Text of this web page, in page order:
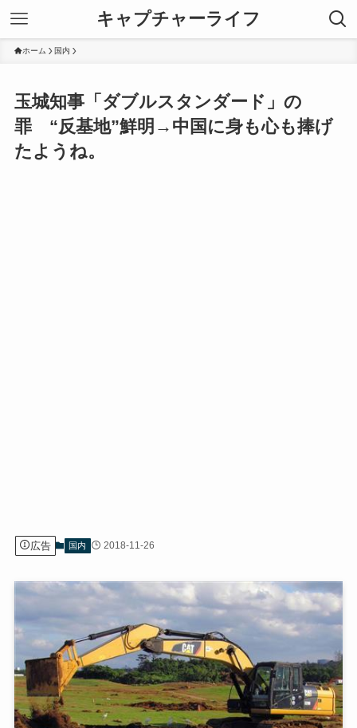
キャプチャーライフ
ホーム 国内
玉城知事「ダブルスタンダード」の
罪 “反基地”鮮明→中国に身も心も捧げ
たようね。
広告 国内 2018-11-26